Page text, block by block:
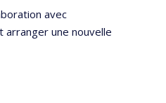
avec
arranger une nouvelle